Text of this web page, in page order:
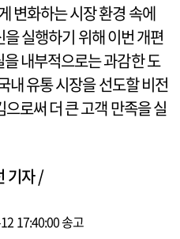
변화하는 시장 환경 속에
을 실행하기 위해 이번 개편
내부적으로는 과감한 도
내 유통 시장을 선도할 비전
로써 더 큰 고객 만족을 실
기자 /
17:40:00 송고